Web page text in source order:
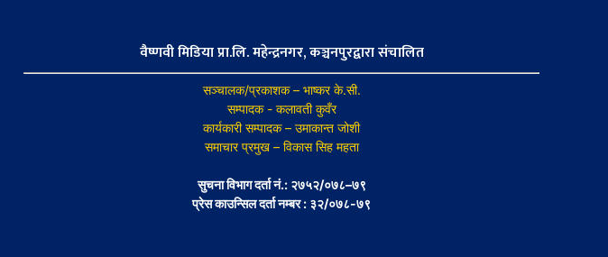
वैष्णवी मिडिया प्रा.लि. महेन्द्रनगर, कञ्चनपुरद्वारा संचालित
सञ्चालक/प्रकाशक – भाष्कर के.सी.
सम्पादक - कलावती कुवँर
कार्यकारी सम्पादक – उमाकान्त जोशी
समाचार प्रमुख – विकास सिह महता
सुचना विभाग दर्ता नं.: २७५२/०७८–७९
प्रेस काउन्सिल दर्ता नम्बर : ३२/०७८-७९